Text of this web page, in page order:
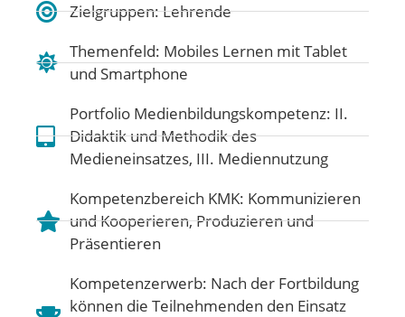
Zielgruppen: Lehrende
Themenfeld: Mobiles Lernen mit Tablet
und Smartphone
Portfolio Medienbildungskompetenz: II.
Didaktik und Methodik des
Medieneinsatzes, III. Mediennutzung
Kompetenzbereich KMK: Kommunizieren
und Kooperieren,Produzieren und
Präsentieren
Kompetenzerwerb: Nach der Fortbildung
können die Teilnehmenden den Einsatz